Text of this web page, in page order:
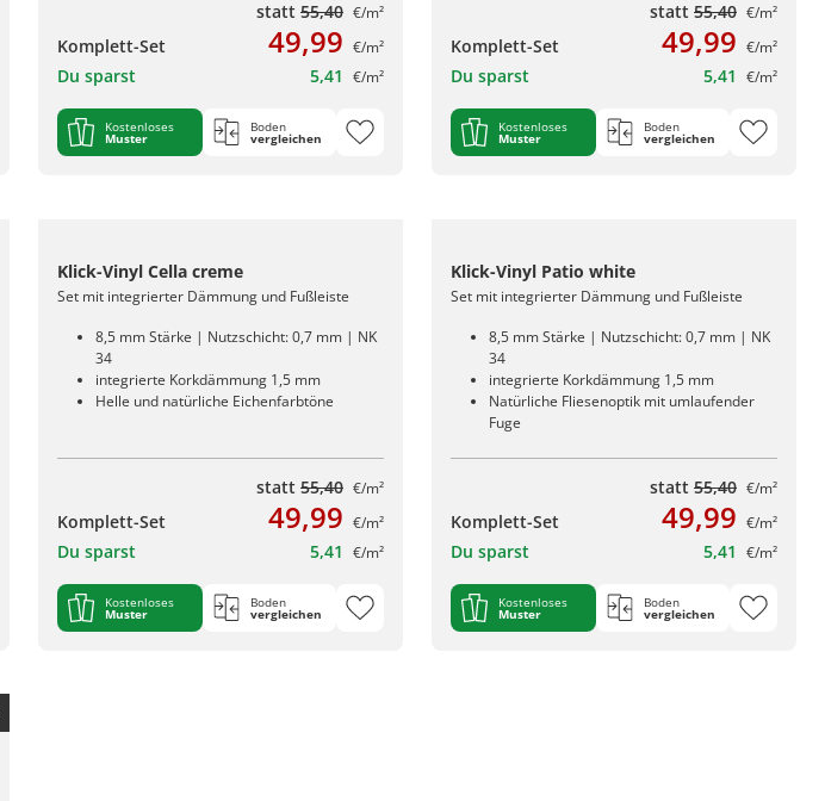
statt 55,40 €/m²
Komplett-Set 49,99 €/m²
Du sparst 5,41 €/m²
Kostenloses
Muster
Boden
vergleichen
statt 55,40 €/m²
Komplett-Set 49,99 €/m²
Du sparst 5,41 €/m²
Kostenloses
Muster
Boden
vergleichen
Klick-Vinyl Cella creme
Set mit integrierter Dämmung und Fußleiste
8,5 mm Stärke | Nutzschicht: 0,7 mm | NK
34
integrierte Korkdämmung 1,5 mm
Helle und natürliche Eichenfarbtöne
statt 55,40 €/m²
Komplett-Set 49,99 €/m²
Du sparst 5,41 €/m²
Kostenloses
Muster
Boden
vergleichen
Klick-Vinyl Patio white
Set mit integrierter Dämmung und Fußleiste
8,5 mm Stärke | Nutzschicht: 0,7 mm | NK
34
integrierte Korkdämmung 1,5 mm
Natürliche Fliesenoptik mit umlaufender
Fuge
statt 55,40 €/m²
Komplett-Set 49,99 €/m²
Du sparst 5,41 €/m²
Kostenloses
Muster
Boden
vergleichen